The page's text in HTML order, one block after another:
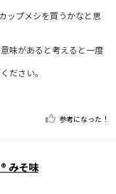
ップメシを買うかなと思
味があると考えると一度
ださい。
参考になった！
みそ味